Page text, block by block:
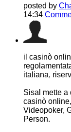
posted by
14:34
il casinò
italiana,
Sisal mette
casinò
Videopoker,
Person.